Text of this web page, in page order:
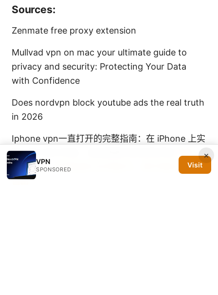
Sources:
Zenmate free proxy extension
Mullvad vpn on mac your ultimate guide to
privacy and security: Protecting Your Data
with Confidence
Does nordvpn block youtube ads the real truth
in 2026
Iphone vpn一直打开的完整指南：在 iPhone 上实
现 VPN 永久开启、自动连接与安全性评估
vpn app：全面指南与实用技巧，提升隐私与上网
自由
×
VPN
SPONSORED
Visit